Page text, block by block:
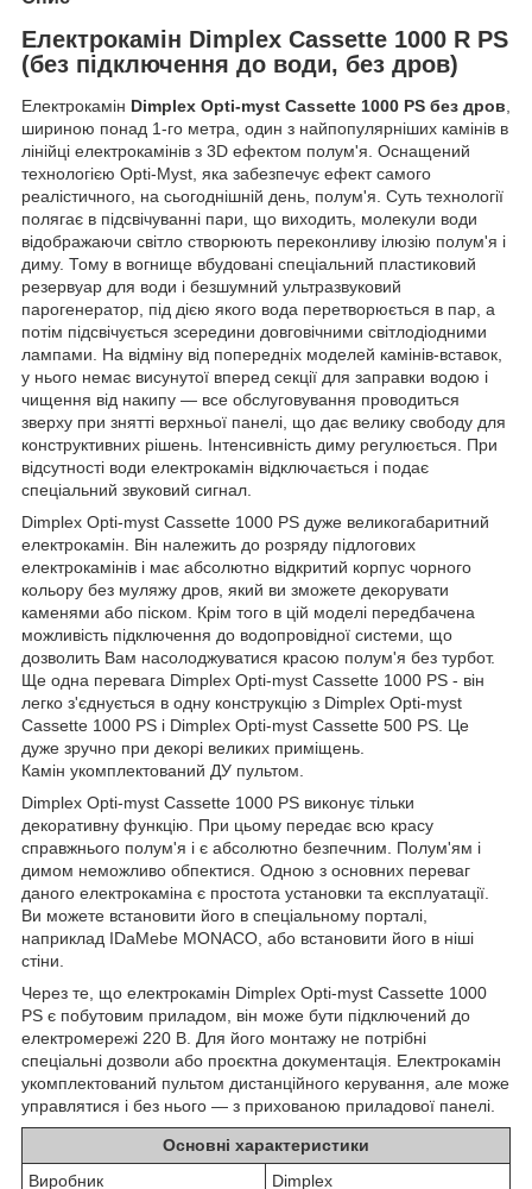
Електрокамін Dimplex Cassette 1000 R PS
(без підключення до води, без дров)
Електрокамін Dimplex Opti-myst Cassette 1000 PS без дров,
шириною понад 1-го метра, один з найпопулярніших камінів в
лінійці електрокамінів з 3D ефектом полум'я. Оснащений
технологією Opti-Myst, яка забезпечує ефект самого
реалістичного, на сьогоднішній день, полум'я. Суть технології
полягає в підсвічуванні пари, що виходить, молекули води
відображаючи світло створюють переконливу ілюзію полум'я і
диму. Тому в вогнище вбудовані спеціальний пластиковий
резервуар для води і безшумний ультразвуковий
парогенератор, під дією якого вода перетворюється в пар, а
потім підсвічується зсередини довговічними світлодіодними
лампами. На відміну від попередніх моделей камінів-вставок,
у нього немає висунутої вперед секції для заправки водою і
чищення від накипу — все обслуговування проводиться
зверху при знятті верхньої панелі, що дає велику свободу для
конструктивних рішень. Інтенсивність диму регулюється. При
відсутності води електрокамін відключається і подає
спеціальний звуковий сигнал.
Dimplex Opti-myst Cassette 1000 PS дуже великогабаритний
електрокамін. Він належить до розряду підлогових
електрокамінів і має абсолютно відкритий корпус чорного
кольору без муляжу дров, який ви зможете декорувати
каменями або піском. Крім того в цій моделі передбачена
можливість підключення до водопровідної системи, що
дозволить Вам насолоджуватися красою полум'я без турбот.
Ще одна перевага Dimplex Opti-myst Cassette 1000 PS - він
легко з'єднується в одну конструкцію з Dimplex Opti-myst
Cassette 1000 PS і Dimplex Opti-myst Cassette 500 PS. Це
дуже зручно при декорі великих приміщень.
Камін укомплектований ДУ пультом.
Dimplex Opti-myst Cassette 1000 PS виконує тільки
декоративну функцію. При цьому передає всю красу
справжнього полум'я і є абсолютно безпечним. Полум'ям і
димом неможливо обпектися. Одною з основних переваг
даного електрокаміна є простота установки та експлуатації.
Ви можете встановити його в спеціальному порталі,
наприклад IDaMebe MONACO, або встановити його в ніші
стіни.
Через те, що електрокамін Dimplex Opti-myst Cassette 1000
PS є побутовим приладом, він може бути підключений до
електромережі 220 В. Для його монтажу не потрібні
спеціальні дозволи або проєктна документація. Електрокамін
укомплектований пультом дистанційного керування, але може
управлятися і без нього — з прихованою приладової панелі.
Основні характеристики
Виробник
Dimplex